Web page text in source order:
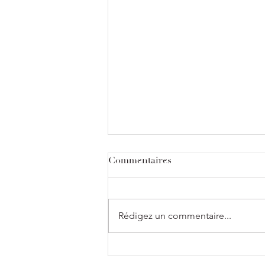
Commentaires
Rédigez un commentaire...